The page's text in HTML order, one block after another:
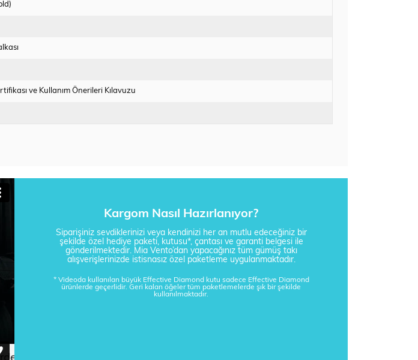
ve Kullanım Önerileri Kılavuzu
Kargom Nasıl Hazırlanıyor?
Siparişiniz sevdiklerinizi veya kendinizi her an mutlu edeceğiniz bir
şekilde özel hediye paketi, kutusu*, çantası ve garanti belgesi ile
gönderilmektedir. Mia Vento’dan yapacağınız tüm gümüş takı
alışverişlerinizde istisnasız özel paketleme uygulanmaktadır.
* Videoda kullanılan büyük Effective Diamond kutu sadece Effective Diamond
ürünlerde geçerlidir. Geri kalan öğeler tüm paketlemelerde şık bir şekilde
kullanılmaktadır.